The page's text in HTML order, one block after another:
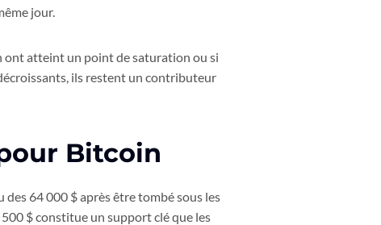
jour.
ont atteint un point de saturation ou si
ils restent un contributeur
Bitcoin
64 000 $ après être tombé sous les
$ constitue un support clé que les